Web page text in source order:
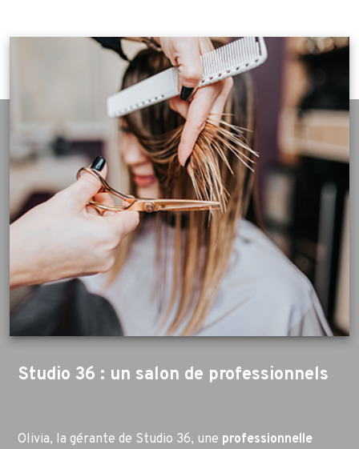
Studio 36 : un salon de professionnels
Olivia, la gérante de Studio 36, une professionnelle